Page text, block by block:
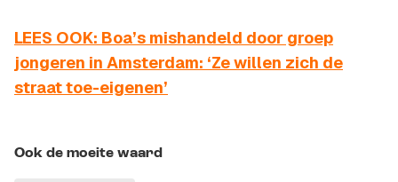
LEES OOK: Boa’s mishandeld door groep
jongeren in Amsterdam: ‘Ze willen zich de
straat toe-eigenen’
Ook de moeite waard